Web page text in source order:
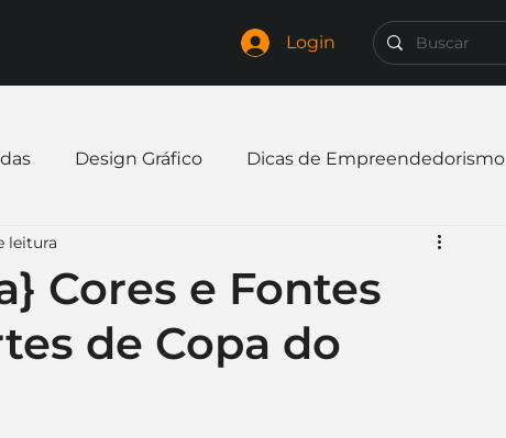
Login
Design Gráfico Dicas de Empreendedorismo
negócio
Logo Redes Sociais
Cores e Fontes
de Copa do
leitura